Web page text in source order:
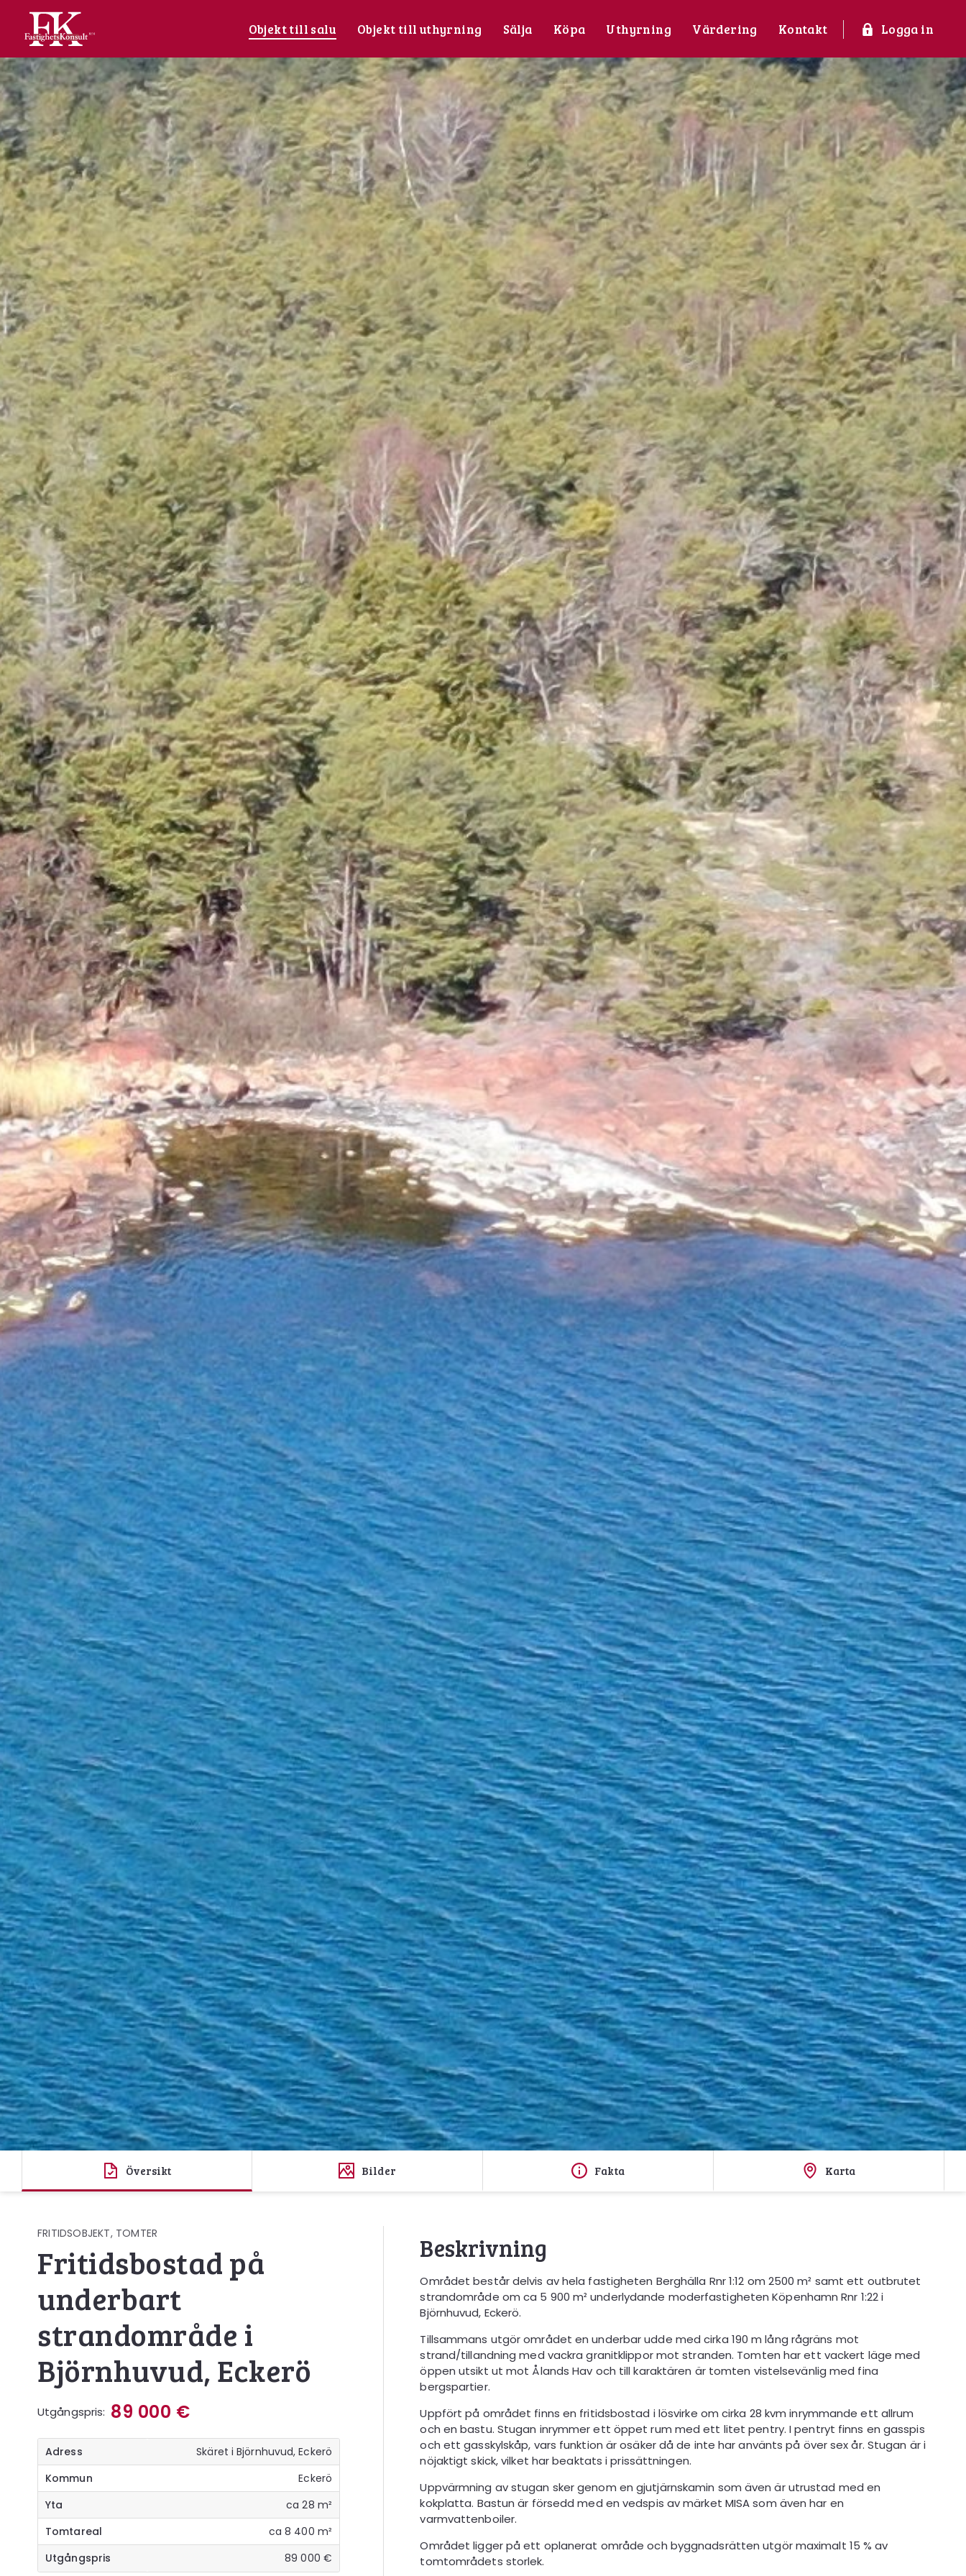
Objekt till salu Objekt till uthyrning Sälja Köpa Uthyrning Värdering Kontakt Logga in
Översikt Bilder Fakta Karta
FRITIDSOBJEKT, TOMTER
Fritidsbostad på
underbart
strandområde i
Björnhuvud, Eckerö
Utgångspris: 89 000 €
Adress
Skäret i Björnhuvud, Eckerö
Kommun
Eckerö
Yta
ca 28 m²
Tomtareal
ca 8 400 m²
Utgångspris
89 000 €
Beskrivning
Området består delvis av hela fastigheten Berghälla Rnr 1:12 om 2500 m² samt ett outbrutet
strandområde om ca 5 900 m² underlydande moderfastigheten Köpenhamn Rnr 1:22 i
Björnhuvud, Eckerö.
Tillsammans utgör området en underbar udde med cirka 190 m lång rågräns mot
strand/tillandning med vackra granitklippor mot stranden. Tomten har ett vackert läge med
öppen utsikt ut mot Ålands Hav och till karaktären är tomten vistelsevänlig med fina
bergspartier.
Uppfört på området finns en fritidsbostad i lösvirke om cirka 28 kvm inrymmande ett allrum
och en bastu. Stugan inrymmer ett öppet rum med ett litet pentry. I pentryt finns en gasspis
och ett gasskylskåp, vars funktion är osäker då de inte har använts på över sex år. Stugan är i
nöjaktigt skick, vilket har beaktats i prissättningen.
Uppvärmning av stugan sker genom en gjutjärnskamin som även är utrustad med en
kokplatta. Bastun är försedd med en vedspis av märket MISA som även har en
varmvattenboiler.
Området ligger på ett oplanerat område och byggnadsrätten utgör maximalt 15 % av
tomtområdets storlek.